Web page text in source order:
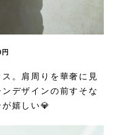
。肩周りを華奢に見
デザインの前すそな
嬉しい💎